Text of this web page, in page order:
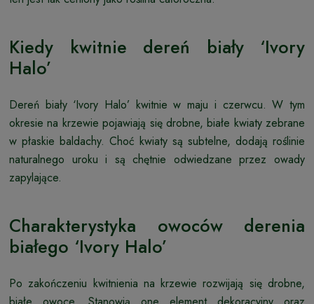
Kiedy kwitnie dereń biały ‘Ivory
Halo’
Dereń biały ‘Ivory Halo’ kwitnie w maju i czerwcu. W tym
okresie na krzewie pojawiają się drobne, białe kwiaty zebrane
w płaskie baldachy. Choć kwiaty są subtelne, dodają roślinie
naturalnego uroku i są chętnie odwiedzane przez owady
zapylające.
Charakterystyka owoców derenia
białego ‘Ivory Halo’
Po zakończeniu kwitnienia na krzewie rozwijają się drobne,